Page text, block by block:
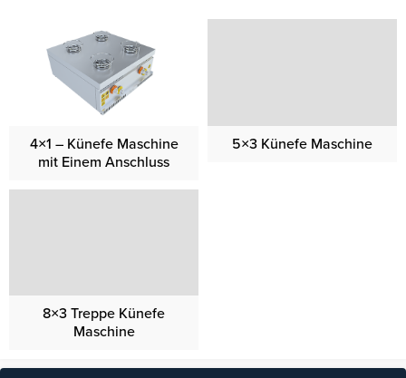
4×1 – Künefe Maschine
mit Einem Anschluss
5×3 Künefe Maschine
8×3 Treppe Künefe
Maschine